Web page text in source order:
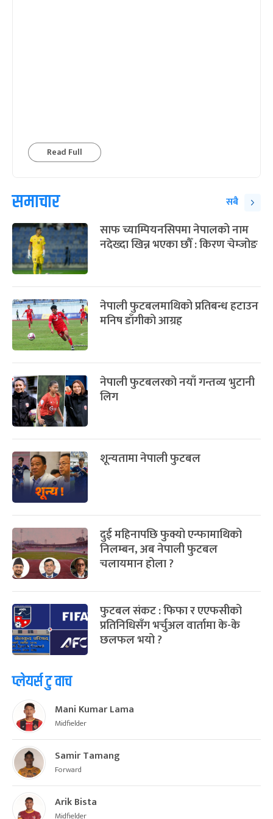
Read Full
समाचार सबै
साफ च्याम्पियनसिपमा नेपालको नाम
नदेख्दा खिन्न भएका छौँ : किरण चेम्जोङ
नेपाली फुटबलमाथिको प्रतिबन्ध हटाउन
मनिष डाँगीको आग्रह
नेपाली फुटबलरको नयाँ गन्तव्य भुटानी
लिग
शून्यतामा नेपाली फुटबल
दुई महिनापछि फुक्यो एन्फामाथिको
निलम्बन, अब नेपाली फुटबल
चलायमान होला ?
फुटबल संकट : फिफा र एएफसीको
प्रतिनिधिसँग भर्चुअल वार्तामा के-के
छलफल भयो ?
प्लेयर्स टु वाच
Mani Kumar Lama
Midfielder
Samir Tamang
Forward
Arik Bista
Midfielder